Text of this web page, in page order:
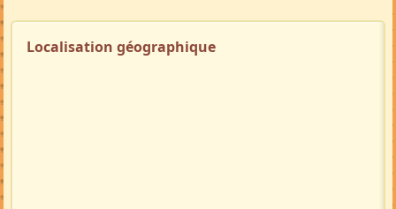
Localisation géographique